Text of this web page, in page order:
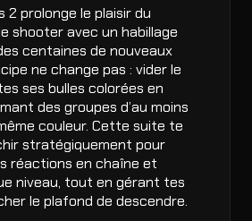
2 prolonge le plaisir du
shooter avec un habillage
centaines de nouveaux
ne change pas : vider le
ses bulles colorées en
des groupes d’au moins
couleur. Cette suite te
stratégiquement pour
réactions en chaîne et
niveau, tout en gérant tes
le plafond de descendre.